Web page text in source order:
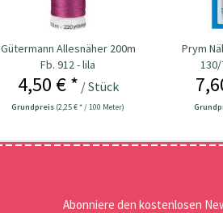
Gütermann Allesnäher 200m
Fb. 912 - lila
4,50 € * / Stück
Grundpreis (2,25 € * / 100 Meter)
Prym
130/
Abonniere den kostenlosen